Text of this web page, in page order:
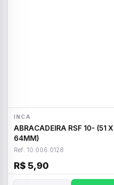
INCA
ABRACADEIRA RSF 10- (51 X
64MM)
Ref: 10.006.0128
R$ 5,90